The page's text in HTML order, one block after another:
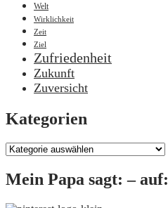
Welt
Wirklichkeit
Zeit
Ziel
Zufriedenheit
Zukunft
Zuversicht
Kategorien
Kategorien
Mein Papa sagt: – auf: